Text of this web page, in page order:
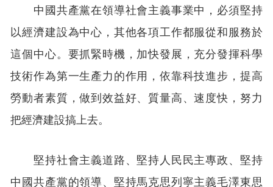
中國共產黨在領導社會主義事業中，必須堅持
以經濟建設為中心，其他各項工作都服從和服務於
這個中心。要抓緊時機，加快發展，充分發揮科學
技術作為第一生產力的作用，依靠科技進步，提高
勞動者素質，做到效益好、質量高、速度快，努力
把經濟建設搞上去。
堅持社會主義道路、堅持人民民主專政、堅持
中國共產黨的領導、堅持馬克思列寧主義毛澤東思